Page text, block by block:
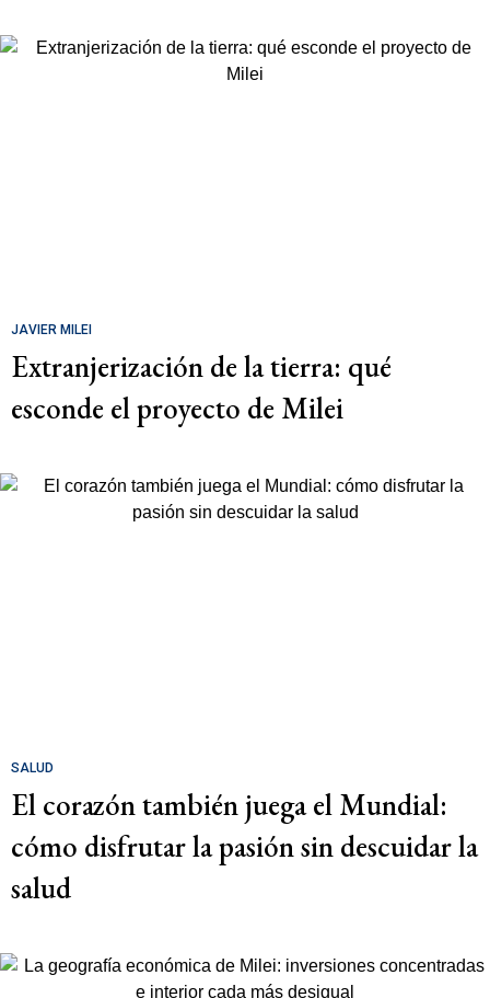
JAVIER MILEI
Extranjerización de la tierra: qué
esconde el proyecto de Milei
SALUD
El corazón también juega el Mundial:
cómo disfrutar la pasión sin descuidar la
salud